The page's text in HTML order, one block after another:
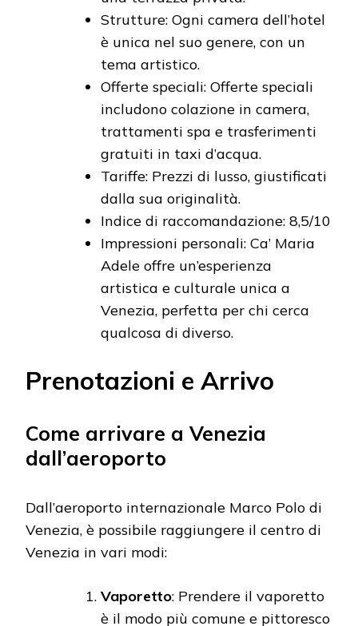
Strutture: Ogni camera dell’hotel
è unica nel suo genere, con un
tema artistico.
Offerte speciali: Offerte speciali
includono colazione in camera,
trattamenti spa e trasferimenti
gratuiti in taxi d’acqua.
Tariffe: Prezzi di lusso, giustificati
dalla sua originalità.
Indice di raccomandazione: 8,5/10
Impressioni personali: Ca’ Maria
Adele offre un’esperienza
artistica e culturale unica a
Venezia, perfetta per chi cerca
qualcosa di diverso.
Prenotazioni e Arrivo
Come arrivare a Venezia
dall’aeroporto
Dall’aeroporto internazionale Marco Polo di
Venezia, è possibile raggiungere il centro di
Venezia in vari modi:
Vaporetto: Prendere il vaporetto
è il modo più comune e pittoresco